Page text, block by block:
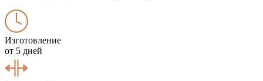
Изготовление
от 5 дней